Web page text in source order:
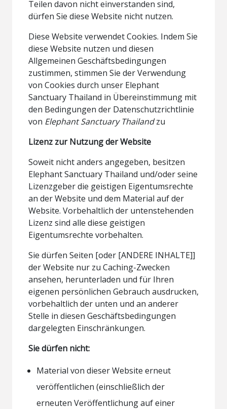
Teilen davon nicht einverstanden sind,
dürfen Sie diese Website nicht nutzen.
Diese Website verwendet Cookies. Indem Sie
diese Website nutzen und diesen
Allgemeinen Geschäftsbedingungen
zustimmen, stimmen Sie der Verwendung
von Cookies durch unser Elephant
Sanctuary Thailand in Übereinstimmung mit
den Bedingungen der Datenschutzrichtlinie
von Elephant Sanctuary Thailandzu
Lizenz zur Nutzung der Website
Soweit nicht anders angegeben, besitzen
Elephant Sanctuary Thailand und/oder seine
Lizenzgeber die geistigen Eigentumsrechte
an der Website und dem Material auf der
Website. Vorbehaltlich der untenstehenden
Lizenz sind alle diese geistigen
Eigentumsrechte vorbehalten.
Sie dürfen Seiten [oder [ANDERE INHALTE]]
der Website nur zu Caching-Zwecken
ansehen, herunterladen und für Ihren
eigenen persönlichen Gebrauch ausdrucken,
vorbehaltlich der unten und an anderer
Stelle in diesen Geschäftsbedingungen
dargelegten Einschränkungen.
Sie dürfen nicht:
Material von dieser Website erneut
veröffentlichen (einschließlich der
erneuten Veröffentlichung auf einer